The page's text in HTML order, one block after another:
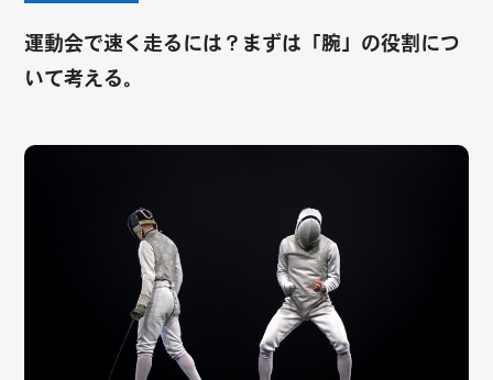
運動会で速く走るには？まずは「腕」の役割につ
いて考える。